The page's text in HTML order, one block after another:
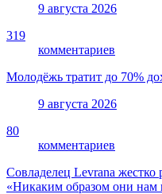
9 августа 2026
319
комментариев
Молодёжь тратит до 70%
9 августа 2026
80
комментариев
Совладелец Levrana жестко
«Никаким образом они нам